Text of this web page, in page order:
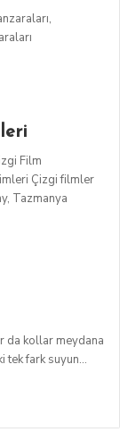
Film
Çizgi filmler
Tazmanya
da kollar meydana
tek fark suyun…